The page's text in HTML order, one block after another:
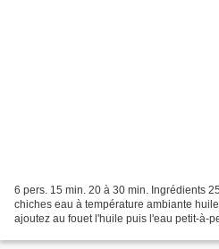
6 pers. 15 min. 20 à 30 min. Ingrédients
chiches eau à température ambiante
ajoutez au fouet l'huile puis l'eau petit-à-